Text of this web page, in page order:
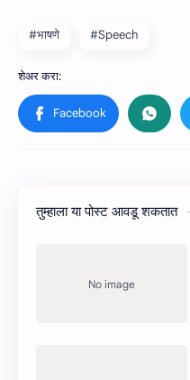
#भाषणे #Speech
तुम्‍हाला या पोस्‍ट आवडू शकतात